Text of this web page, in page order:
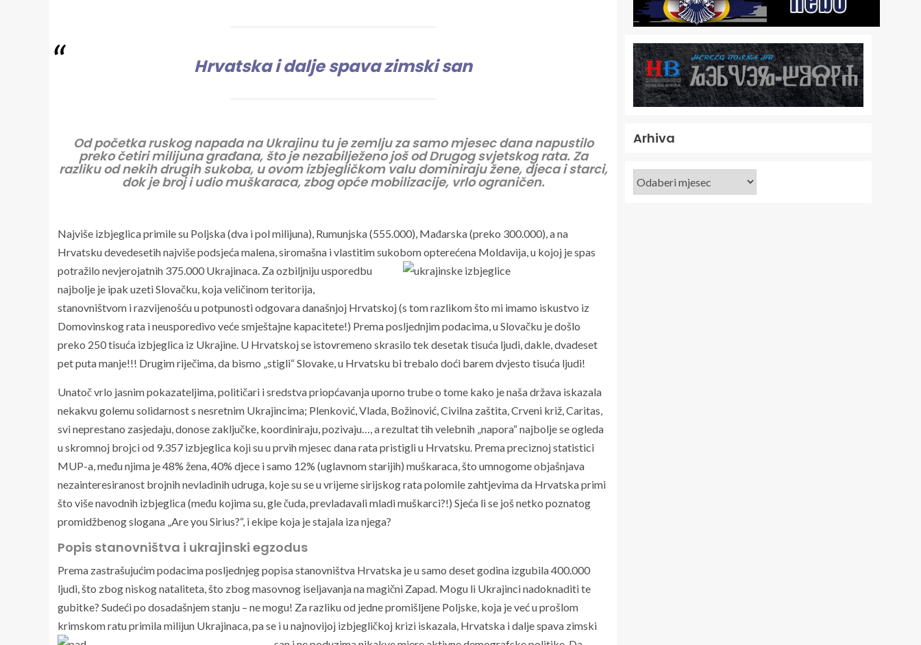
Hrvatska i dalje spava zimski san
Od početka ruskog napada na Ukrajinu tu je zemlju za samo mjesec dana napustilo
preko četiri milijuna građana, što je nezabilježeno još od Drugog svjetskog rata. Za
razliku od nekih drugih sukoba, u ovom izbjegličkom valu dominiraju žene, djeca i starci,
dok je broj i udio muškaraca, zbog opće mobilizacije, vrlo ograničen.
Najviše izbjeglica primile su Poljska (dva i pol milijuna), Rumunjska (555.000), Mađarska (preko 300.000), a na
Hrvatsku devedesetih najviše podsjeća malena, siromašna i vlastitim sukobom opterećena Moldavija, u kojoj je spas
potražilo nevjerojatnih 375.000 Ukrajinaca. Za ozbiljniju usporedbu
najbolje je ipak uzeti Slovačku, koja veličinom teritorija,
stanovništvom i razvijenošću u potpunosti odgovara današnjoj Hrvatskoj (s tom razlikom što mi imamo iskustvo iz
Domovinskog rata i neusporedivo veće smještajne kapacitete!) Prema posljednjim podacima, u Slovačku je došlo
preko 250 tisuća izbjeglica iz Ukrajine. U Hrvatskoj se istovremeno skrasilo tek desetak tisuća ljudi, dakle, dvadeset
pet puta manje!!! Drugim riječima, da bismo „stigli“ Slovake, u Hrvatsku bi trebalo doći barem dvjesto tisuća ljudi!
Unatoč vrlo jasnim pokazateljima, političari i sredstva priopćavanja uporno trube o tome kako je naša država iskazala
nekakvu golemu solidarnost s nesretnim Ukrajincima; Plenković, Vlada, Božinović, Civilna zaštita, Crveni križ, Caritas,
svi neprestano zasjedaju, donose zaključke, koordiniraju, pozivaju…, a rezultat tih velebnih „napora“ najbolje se ogleda
u skromnoj brojci od 9.357 izbjeglica koji su u prvih mjesec dana rata pristigli u Hrvatsku. Prema preciznoj statistici
MUP-a, među njima je 48% žena, 40% djece i samo 12% (uglavnom starijih) muškaraca, što umnogome objašnjava
nezainteresiranost brojnih nevladinih udruga, koje su se u vrijeme sirijskog rata polomile zahtjevima da Hrvatska primi
što više navodnih izbjeglica (među kojima su, gle čuda, prevladavali mladi muškarci?!) Sjeća li se još netko poznatog
promidžbenog slogana „Are you Sirius?“, i ekipe koja je stajala iza njega?
Popis stanovništva i ukrajinski egzodus
Prema zastrašujućim podacima posljednjeg popisa stanovništva Hrvatska je u samo deset godina izgubila 400.000
ljudi, što zbog niskog nataliteta, što zbog masovnog iseljavanja na magični Zapad. Mogu li Ukrajinci nadoknaditi te
gubitke? Sudeći po dosadašnjem stanju – ne mogu! Za razliku od jedne promišljene Poljske, koja je već u prošlom
krimskom ratu primila milijun Ukrajinaca, pa se i u najnovijoj izbjegličkoj krizi iskazala, Hrvatska i dalje spava zimski
Arhiva